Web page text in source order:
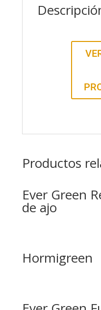
Productos
Ever Green
de ajo
Hormigreen